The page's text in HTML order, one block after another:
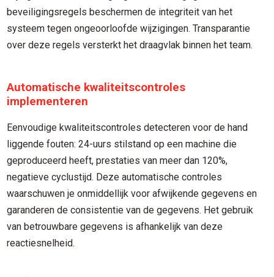
beveiligingsregels beschermen de integriteit van het
systeem tegen ongeoorloofde wijzigingen. Transparantie
over deze regels versterkt het draagvlak binnen het team.
Automatische kwaliteitscontroles
implementeren
Eenvoudige kwaliteitscontroles detecteren voor de hand
liggende fouten: 24-uurs stilstand op een machine die
geproduceerd heeft, prestaties van meer dan 120%,
negatieve cyclustijd. Deze automatische controles
waarschuwen je onmiddellijk voor afwijkende gegevens en
garanderen de consistentie van de gegevens. Het gebruik
van betrouwbare gegevens is afhankelijk van deze
reactiesnelheid.